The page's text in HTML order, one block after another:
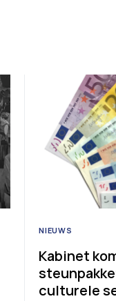
NIEUWS
Kabinet
culturele